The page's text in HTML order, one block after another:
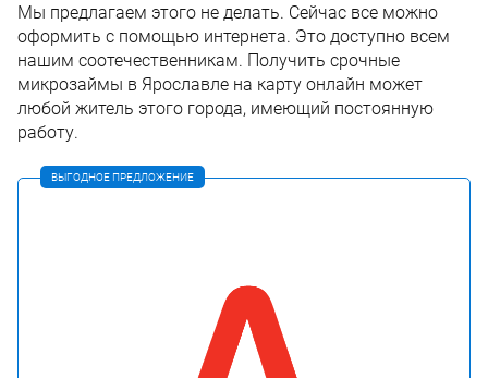
Мы предлагаем этого не делать. Сейчас все можно
оформить с помощью интернета. Это доступно всем
нашим соотечественникам. Получить срочные
микрозаймы в Ярославле на карту онлайн может
любой житель этого города, имеющий постоянную
работу.
ВЫГОДНОЕ ПРЕДЛОЖЕНИЕ